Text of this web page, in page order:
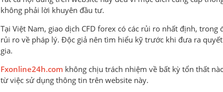
– Pháp lý chưa rõ ràng / AR
– Spread tài khoản Standard cao
– Công cụ giao dịch phụ trợ hạn chế
không phải lời khuyên đầu tư.
Tại Việt Nam, giao dịch CFD forex có các rủi ro nhất định, trong
rủi ro về pháp lý. Độc giả nên tìm hiểu kỹ trước khi đưa ra
gia.
Fxonline24h.com không chịu trách nhiệm về bất kỳ tổn thất
từ việc sử dụng thông tin trên website này.